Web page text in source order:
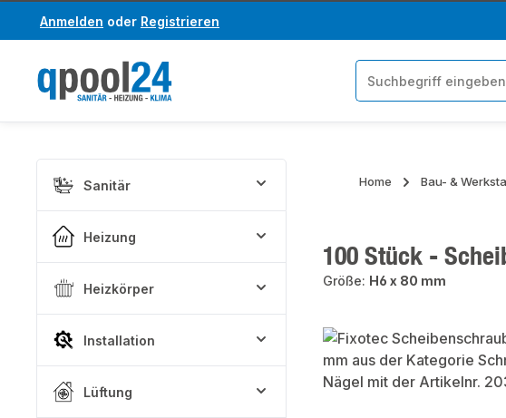
Hauptinhalt springen
Zur Suche springen
Anmelden oder Registrieren
Sanitär
Heizung
Heizkörper
Installation
Lüftung
Home Bau- &
100 Stück -
Größe: H6 x 80 mm
Bildergalerie überspringen